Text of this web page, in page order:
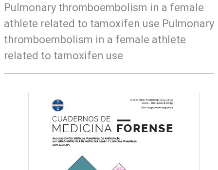
Pulmonary thromboembolism in a female
athlete related to tamoxifen use Pulmonary
thromboembolism in a female athlete
related to tamoxifen use